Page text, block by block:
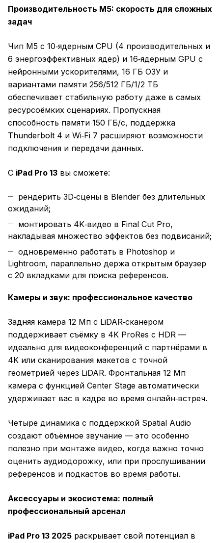
Производительность M5: скорость для сложных
задач
Чип M5 с 10‑ядерным CPU (4 производительных и
6 энергоэффективных ядер) и 16‑ядерным GPU с
нейронными ускорителями, 16 ГБ ОЗУ и
вариантами памяти 256/512 ГБ/1/2 ТБ
обеспечивает стабильную работу даже в самых
ресурсоёмких сценариях. Пропускная
способность памяти 150 ГБ/с, поддержка
Thunderbolt 4 и Wi‑Fi 7 расширяют возможности
подключения и передачи данных.
С iPad Pro 13 вы сможете:
рендерить 3D‑сцены в Blender без длительных
ожиданий;
монтировать 4K‑видео в Final Cut Pro,
накладывая множество эффектов без подвисаний;
одновременно работать в Photoshop и
Lightroom, параллельно держа открытым браузер
с 20 вкладками для поиска референсов.
Камеры и звук: профессиональное качество
Задняя камера 12 Мп с LiDAR‑сканером
поддерживает съёмку в 4K ProRes с HDR —
идеально для видеоконференций с партнёрами в
4K или сканирования макетов с точной
геометрией через LiDAR. Фронтальная 12 Мп
камера с функцией Center Stage автоматически
удерживает вас в кадре во время онлайн‑встреч.
Четыре динамика с поддержкой Spatial Audio
создают объёмное звучание — это особенно
полезно при монтаже видео, когда важно точно
оценить аудиодорожку, или при прослушивании
референсов и подкастов во время работы.
Аксессуары и экосистема: полный
профессиональный арсенал
iPad Pro 13 2025 раскрывает свой потенциал в